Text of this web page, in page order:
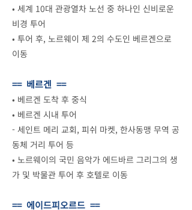
• 세계 10대 관광열차 노선 중 하나인 신비로운
비경 투어
• 투어 후, 노르웨이 제 2의 수도인 베르겐으로
이동
== 베르겐 ==
• 베르겐 도착 후 중식
• 베르겐 시내 투어
- 세인트 메리 교회, 피쉬 마켓, 한사동맹 무역 공
동체 거리 투어 등
• 노르웨이의 국민 음악가 에드바르 그리그의 생
가 및 박물관 투어 후 호텔로 이동
== 에이드피오르드 ==